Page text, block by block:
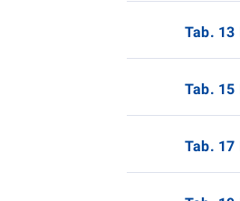
Tab. 13
Tab. 15
Tab. 17